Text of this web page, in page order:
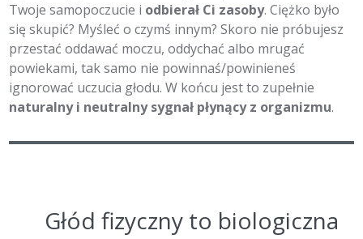
Twoje samopoczucie i odbierał Ci zasoby. Ciężko było
się skupić? Myśleć o czymś innym? Skoro nie próbujesz
przestać oddawać moczu, oddychać albo mrugać
powiekami, tak samo nie powinnaś/powinieneś
ignorować uczucia głodu. W końcu jest to zupełnie
naturalny i neutralny sygnał płynący z organizmu.
Głód fizyczny to biologiczna